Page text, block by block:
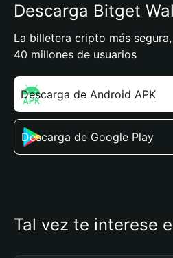
Descarga Bitget
La billetera cripto más
40 millones de usuarios
Descarga de Android APK
Descarga de Google Play
Tal vez te interese